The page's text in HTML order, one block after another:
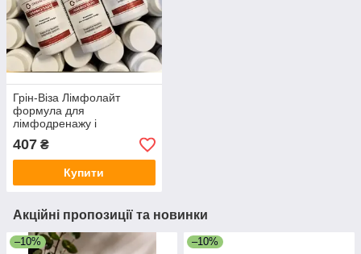
Грін-Віза Лімфолайт
формула для
лімфодренажу і
детоксикації організму
90капсул
407 ₴
Купити
Акційні пропозиції та новинки
–10% –10%